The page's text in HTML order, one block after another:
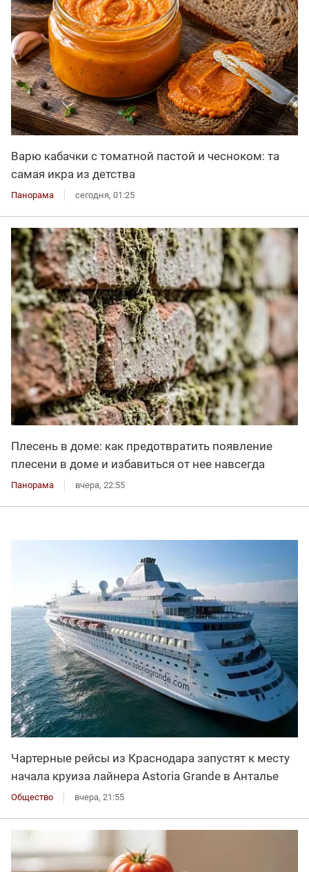
Варю кабачки с томатной пастой и чесноком: та
самая икра из детства
Панорама сегодня, 01:25
Плесень в доме: как предотвратить появление
плесени в доме и избавиться от нее навсегда
Панорама вчера, 22:55
Чартерные рейсы из Краснодара запустят к месту
начала круиза лайнера Astoria Grande в Анталье
Общество вчера, 21:55